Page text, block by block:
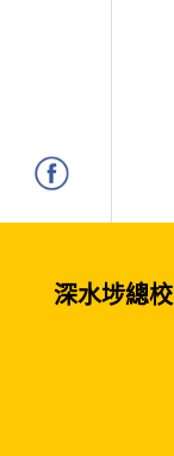
深水埗總校